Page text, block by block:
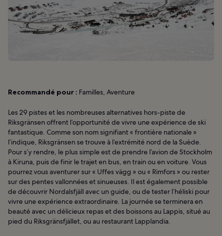
Recommandé pour : Familles, Aventure
Les 29 pistes et les nombreuses alternatives hors-piste de
Riksgränsen offrent l’opportunité de vivre une expérience de ski
fantastique. Comme son nom signifiant « frontière nationale »
l’indique, Riksgränsen se trouve à l’extrémité nord de la Suède.
Pour s’y rendre, le plus simple est de prendre l’avion de Stockholm
à Kiruna, puis de finir le trajet en bus, en train ou en voiture. Vous
pourrez vous aventurer sur « Uffes vägg » ou « Rimfors » ou rester
sur des pentes vallonnées et sinueuses. Il est également possible
de découvrir Nordalsfjäll avec un guide, ou de tester l’héliski pour
vivre une expérience extraordinaire. La journée se terminera en
beauté avec un délicieux repas et des boissons au Lappis, situé au
pied du Riksgränsfjället, ou au restaurant Lapplandia.